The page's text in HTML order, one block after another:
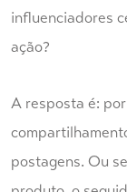
influenciadores
ação?
A resposta é:
postagens. Ou